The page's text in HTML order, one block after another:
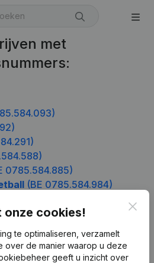
met
0785.584.885)
(BE 0785.584.984)
onze cookies!
te optimaliseren, verzamelt
over de manier waarop u deze
geeft u inzicht over
Product
Bedrijfsinformatie